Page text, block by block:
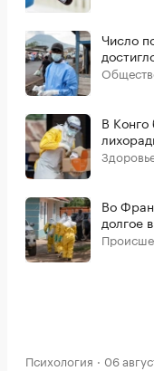
Число
В Конго
Во
долгое
Психология 06